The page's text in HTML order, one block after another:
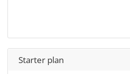
Starter plan